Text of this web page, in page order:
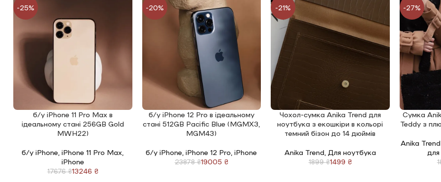
-25%
ЧИТАТИ ДАЛІ
б/у iPhone 11 Pro Max в
ідеальному стані 256GB Gold
MWH22)
б/у iPhone ,iPhone 11 Pro Max
iPhone
17676₴13246 ₴
-20%
ЧИТАТИ ДАЛІ
б/у iPhone 12 Pro в ідеальному
стані 512GB Pacific Blue (MGMX3,
MGM43)
б/у iPhone ,iPhone 12 Pro ,iPhone
23878₴19005 ₴
-21%
ДОДАТИ В КОШИК
Чохол-сумка Anika Trend для
ноутбука з екошкіри в кольорі
темний бізон до 14 дюймів
Anika Trend Для ноутбука
1899₴1499 ₴
-27%
ДОДАТИ В
Сумка
Teddy з
Anika Trend